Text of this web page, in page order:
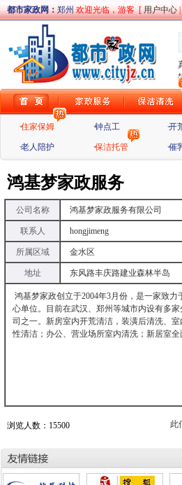
都市家政网：郑州欢迎光临，游客 [用户中心|
住家保姆 钟点工 开
老人陪护 保洁托管 催
鸿基梦家政服务
公司名称 鸿基梦家政服务有限公司
联系人 hongjimeng
所属区域 金水区
地址 东风路丰庆路建业森林半岛
鸿基梦家政创立于2004年3月份，是一家致
心单位。目前在武汉、郑州等城市内设有多
司之一。新房室内开荒清洁，装潢后清洗、
性清洁；办公、营业场所室内清洗；新居室全
浏览人数：15500 此